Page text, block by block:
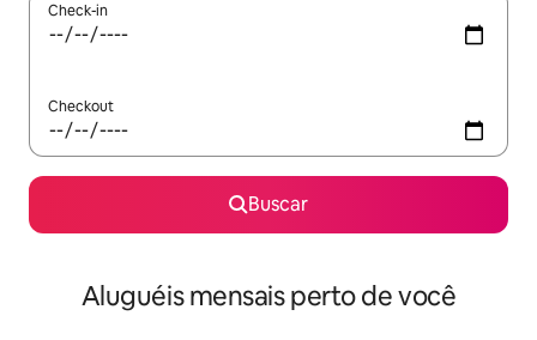
Check-in
Checkout
Buscar
Aluguéis mensais perto de você